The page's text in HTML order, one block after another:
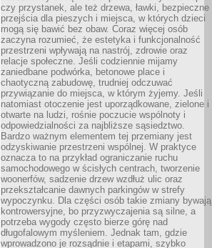
czy przystanek, ale też drzewa, ławki, bezpieczne
przejścia dla pieszych i miejsca, w których dzieci
mogą się bawić bez obaw. Coraz więcej osób
zaczyna rozumieć, że estetyka i funkcjonalność
przestrzeni wpływają na nastrój, zdrowie oraz
relacje społeczne. Jeśli codziennie mijamy
zaniedbane podwórka, betonowe place i
chaotyczną zabudowę, trudniej odczuwać
przywiązanie do miejsca, w którym żyjemy. Jeśli
natomiast otoczenie jest uporządkowane, zielone i
otwarte na ludzi, rośnie poczucie wspólnoty i
odpowiedzialności za najbliższe sąsiedztwo.
Bardzo ważnym elementem tej przemiany jest
odzyskiwanie przestrzeni wspólnej. W praktyce
oznacza to na przykład ograniczanie ruchu
samochodowego w ścisłych centrach, tworzenie
woonerfów, sadzenie drzew wzdłuż ulic oraz
przekształcanie dawnych parkingów w strefy
wypoczynku. Dla części osób takie zmiany bywają
kontrowersyjne, bo przyzwyczajenia są silne, a
potrzeba wygody często bierze górę nad
długofalowym myśleniem. Jednak tam, gdzie
wprowadzono je rozsądnie i etapami, szybko